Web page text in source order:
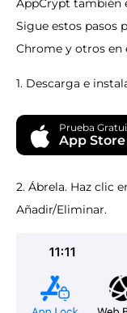
AppCrypt también
Sigue estos pasos
Chrome y otros en
1. Descarga e
Prueba
App Store
2. Ábrela. Haz clic
Añadir/Eliminar.